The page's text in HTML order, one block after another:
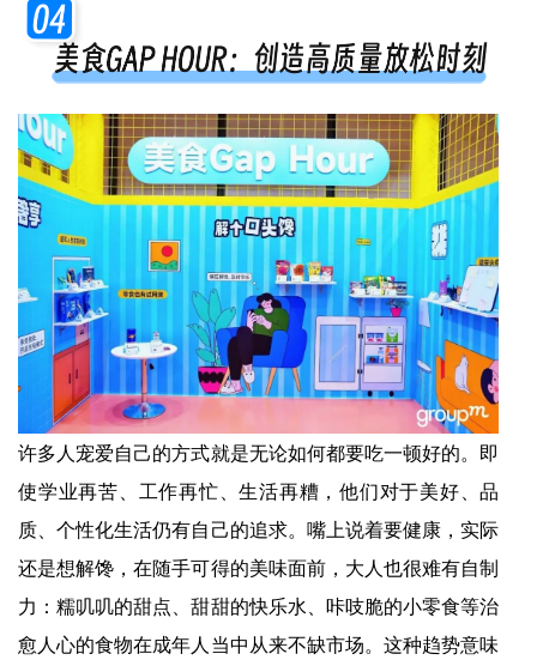
许多人宠爱自己的方式就是无论如何都要吃一顿好的。即
使学业再苦、工作再忙、生活再糟，他们对于美好、品
质、个性化生活仍有自己的追求。嘴上说着要健康，实际
还是想解馋，在随手可得的美味面前，大人也很难有自制
力：糯叽叽的甜点、甜甜的快乐水、咔吱脆的小零食等治
愈人心的食物在成年人当中从来不缺市场。这种趋势意味